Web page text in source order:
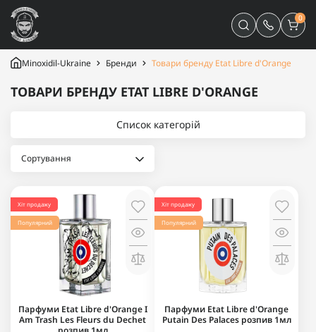
0
Minoxidil-Ukraine Бренди Товари бренду Etat Libre d'Orange
ТОВАРИ БРЕНДУ ETAT LIBRE D'ORANGE
Список категорій
Хіт продажу
Популярний
Парфуми Etat Libre d'Orange I
Am Trash Les Fleurs du Dechet
Хіт продажу
Популярний
Парфуми Etat Libre d'Orange
Putain Des Palaces розпив 1мл